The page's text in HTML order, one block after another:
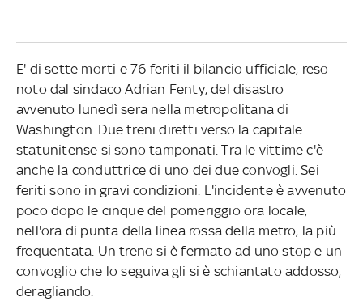
E' di sette morti e 76 feriti il bilancio ufficiale, reso
noto dal sindaco Adrian Fenty, del disastro
avvenuto lunedì sera nella metropolitana di
Washington. Due treni diretti verso la capitale
statunitense si sono tamponati. Tra le vittime c'è
anche la conduttrice di uno dei due convogli. Sei
feriti sono in gravi condizioni. L'incidente è avvenuto
poco dopo le cinque del pomeriggio ora locale,
nell'ora di punta della linea rossa della metro, la più
frequentata. Un treno si è fermato ad uno stop e un
convoglio che lo seguiva gli si è schiantato addosso,
deragliando.